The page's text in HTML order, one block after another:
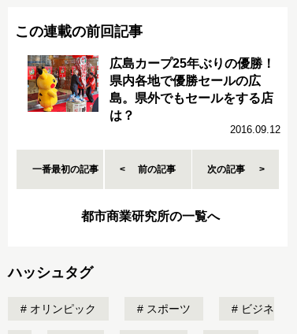
この連載の前回記事
広島カープ25年ぶりの優勝！
県内各地で優勝セールの広
島。県外でもセールをする店
は？
2016.09.12
一番最初の記事 前の記事 次の記事
都市商業研究所の一覧へ
ハッシュタグ
オリンピック スポーツ ビジネ